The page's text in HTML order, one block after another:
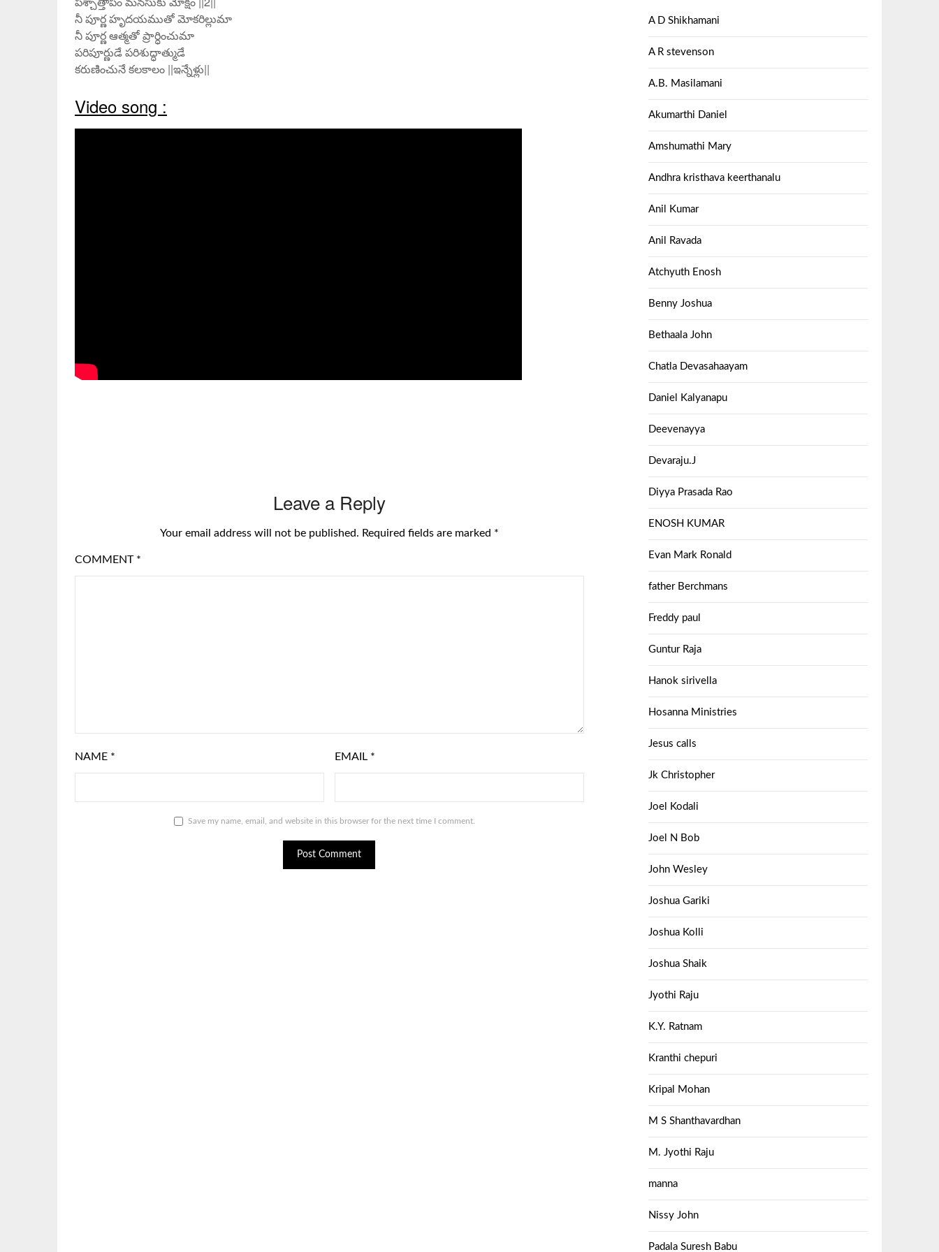
నీ పూర్ణ హృదయముతో మోకరిల్లుమా
నీ పూర్ణ ఆత్మతో ప్రార్ధించుమా
పరిపూర్ణుడే పరిశుద్ధాత్ముడే
కరుణించునే కలకాలం ||ఇన్నేళ్లు||
Video song :
Leave a Reply
Your email address will not be published. Required fields are marked *
COMMENT *
NAME * EMAIL *
Save my name, email, and website in this browser for the next time I comment.
A D Shikhamani
A R stevenson
A.B. Masilamani
Akumarthi Daniel
Amshumathi Mary
Andhra kristhava keerthanalu
Anil Kumar
Anil Ravada
Atchyuth Enosh
Benny Joshua
Bethaala John
Chatla Devasahaayam
Daniel Kalyanapu
Deevenayya
Devaraju.J
Diyya Prasada Rao
ENOSH KUMAR
Evan Mark Ronald
father Berchmans
Freddy paul
Guntur Raja
Hanok sirivella
Hosanna Ministries
Jesus calls
Jk Christopher
Joel Kodali
Joel N Bob
John Wesley
Joshua Gariki
Joshua Kolli
Joshua Shaik
Jyothi Raju
K.Y. Ratnam
Kranthi chepuri
Kripal Mohan
M S Shanthavardhan
M. Jyothi Raju
manna
Nissy John
Padala Suresh Babu